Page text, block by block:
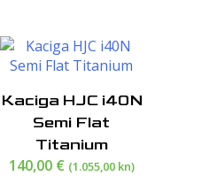
Kaciga HJC i40N
Semi Flat
Titanium
140,00 € (1.055,00 kn)